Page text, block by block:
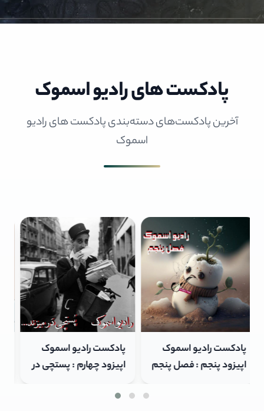
پادکست های رادیو اسموک
آخرین پادکست‌های دسته‌بندی پادکست های رادیو
اسموک
پادکست رادیو اسموک
اپیزود چهارم : پستچی در
پادکست رادیو اسموک
اپیزود نهم : به مقصدِ ,